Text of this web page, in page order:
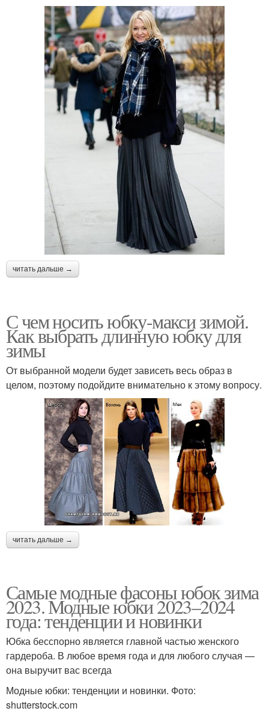
читать дальше →
С чем носить юбку-макси зимой.
Как выбрать длинную юбку для
зимы
От выбранной модели будет зависеть весь образ в
целом, поэтому подойдите внимательно к этому вопросу.
читать дальше →
Самые модные фасоны юбок зима
2023. Модные юбки 2023–2024
года: тенденции и новинки
Юбка бесспорно является главной частью женского
гардероба. В любое время года и для любого случая —
она выручит вас всегда
Модные юбки: тенденции и новинки. Фото:
shutterstock.com